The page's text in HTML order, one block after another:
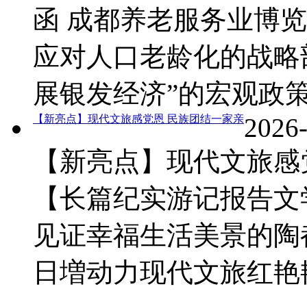
函 成都养老服务业博
应对人口老龄化的战
展银发经济”的宏观政
【新亮点】现代文旅感党恩 民族团结一家亲
【新亮点】现代文旅
【长篇纪实游记报告
见证幸福生活美景的
日増动力现代文旅红